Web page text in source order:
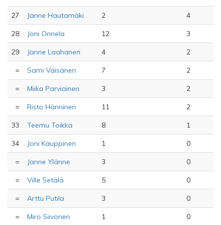
27 Janne Hautamäki 2 4
28 Joni Onnela 12 3
29 Janne Laahanen 4 2
= Sami Väisänen 7 2
= Miika Parviainen 3 2
= Risto Hänninen 11 2
33 Teemu Toikka 8 1
34 Joni Kauppinen 1 0
= Janne Ylänne 3 0
= Ville Setälä 5 0
= Arttu Putila 3 0
= Miro Siivonen 1 0